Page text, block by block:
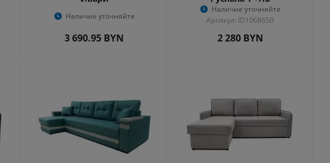
Наличие уточняйте
3 690.95 BYN
Наличие уточняйте
Артикул: ID1068650
2 280BYN